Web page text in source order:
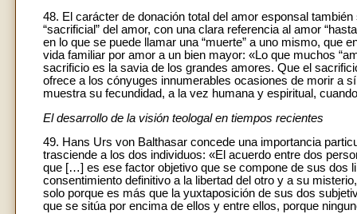
48. El carácter de donación total del amor esponsal
“sacrificial” del amor, con una clara referencia al amor
en lo que se puede llamar una “muerte” a uno mismo, que
vida familiar por amor a un bien mayor: «Lo que muchos
sacrificio es la savia de los grandes amores. Que el
ofrece a los cónyuges innumerables ocasiones de morir a
muestra su fecundidad, a la vez humana y espiritual,
El desarrollo de la visión teologal en tiempos recientes
49. Hans Urs von Balthasar concede una importancia
trasciende a los dos individuos: «El acuerdo entre dos
que […] es ese factor objetivo que se compone de sus dos
consentimiento definitivo a la libertad del otro y a su
solo porque es más que la yuxtaposición de sus dos
que se sitúa por encima de ellos y entre ellos, porque